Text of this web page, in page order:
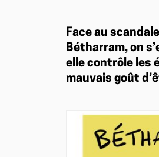
Face au
Bétharram, on
elle contrôle les
mauvais goût